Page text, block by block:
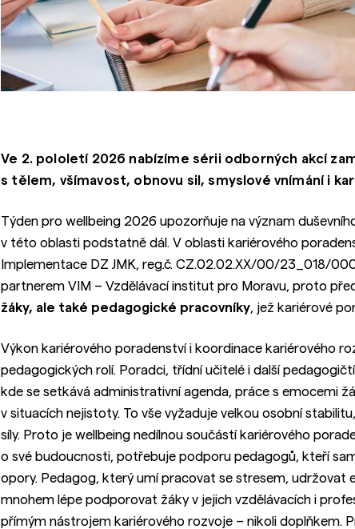
Ve 2. pololetí 2026 nabízíme sérii odborných akcí
s tělem, všímavost, obnovu sil, smyslové vnímání i
Týden pro wellbeing 2026 upozorňuje na význam
v této oblasti podstatně dál. V oblasti kariérového
Implementace DZ JMK, reg.č. CZ.02.02.XX/00/23_018/
partnerem VIM – Vzdělávací institut pro Moravu, proto
žáky, ale také pedagogické pracovníky, jež kariérové
Výkon kariérového poradenství i koordinace kariérového
pedagogických rolí. Poradci, třídní učitelé i další
kde se setkává administrativní agenda, práce s emocemi
v situacích nejistoty. To vše vyžaduje velkou osobní
síly. Proto je wellbeing nedílnou součástí kariérového
o své budoucnosti, potřebuje podporu pedagogů, kteří
opory. Pedagog, který umí pracovat se stresem, udržovat
mnohem lépe podporovat žáky v jejich vzdělávacích i
přímým nástrojem kariérového rozvoje – nikoli doplňkem.